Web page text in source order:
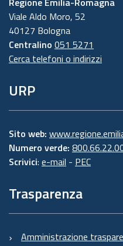
Viale Aldo Moro, 52
40127 Bologna
Centralino 051 5271
Cerca telefoni o indirizzi
URP
Sito web:
Numero verde:
Scrivici: e-mail - PEC
Trasparenza
Amministrazione